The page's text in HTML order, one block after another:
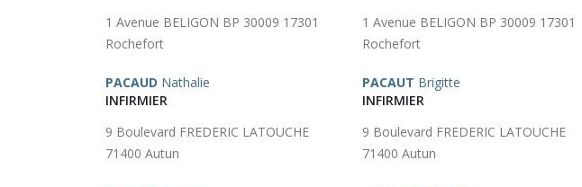
1 Avenue BELIGON BP 30009 17301
Rochefort
1 Avenue BELIGON BP 30009 17301
Rochefort
PACAUD Nathalie
INFIRMIER
9 Boulevard FREDERIC LATOUCHE
71400 Autun
PACAUT Brigitte
INFIRMIER
9 Boulevard FREDERIC LATOUCHE
71400 Autun